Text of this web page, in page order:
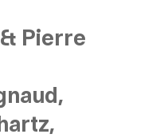
Pierre